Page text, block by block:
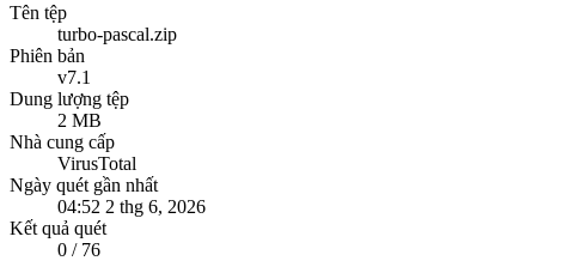
Tên tệp
turbo-pascal.zip
Phiên bản
v7.1
Dung lượng tệp
2 MB
Nhà cung cấp
VirusTotal
Ngày quét gần nhất
04:52 2 thg 6, 2026
Kết quả quét
0 / 76